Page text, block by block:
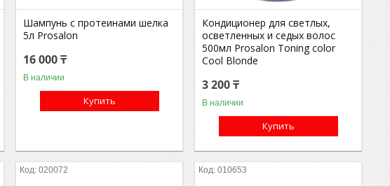
Шампунь с протеинами шелка
5л Prosalon
16 000 ₸
В наличии
Купить
Кондиционер для светлых,
осветленных и седых волос
500мл Prosalon Toning color
Cool Blonde
3 200 ₸
В наличии
Купить
020072 010653